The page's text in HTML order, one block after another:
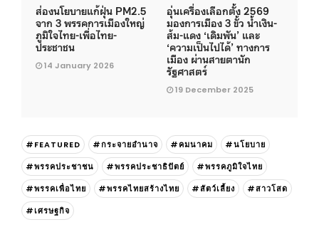
ส่องนโยบายแก้ฝุ่น PM2.5
จาก 3 พรรคการเมืองใหญ่
ภูมิใจไทย-เพื่อไทย-
ประชาชน
14 January 2026
อุ่นเครื่องเลือกตั้ง 2569
มองการเมือง 3 ขั้ว น้ำเงิน-
ส้ม-แดง ‘เดิมพัน’ และ
‘ความเป็นไปได้’ ทางการ
เมือง ผ่านสายตานัก
รัฐศาสตร์
19 December 2025
#FEATURED #กระจายอำนาจ #คมนาคม
#นโยบาย
#พรรคประชาชน
#พรรคประชาธิปัตย์
#พรรคภูมิใจไทย
#พรรคเพื่อไทย
#พรรคไทยสร้างไทย #สัตว์เลี้ยง
#สาวโสด
#เศรษฐกิจ